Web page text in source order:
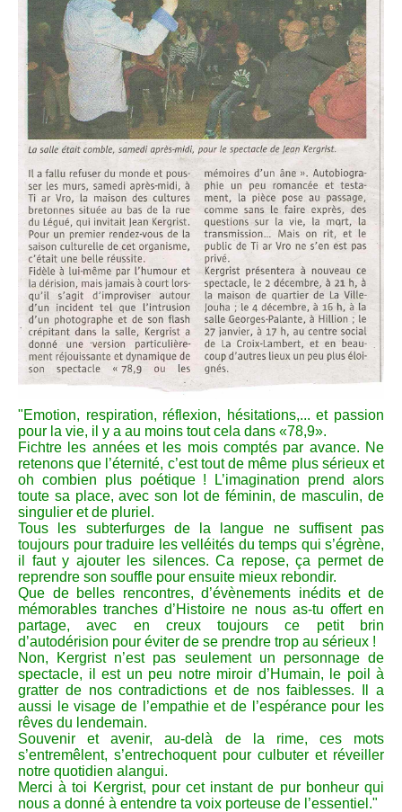
"Emotion, respiration, réflexion, hésitations,... et passion
pour la vie, il y a au moins tout cela dans «78,9».
Fichtre les années et les mois comptés par avance. Ne
retenons que l’éternité, c’est tout de même plus sérieux et
oh combien plus poétique ! L’imagination prend alors
toute sa place, avec son lot de féminin, de masculin, de
singulier et de pluriel.
Tous les subterfurges de la langue ne suffisent pas
toujours pour traduire les velléités du temps qui s’égrène,
il faut y ajouter les silences. Ca repose, ça permet de
reprendre son souffle pour ensuite mieux rebondir.
Que de belles rencontres, d’évènements inédits et de
mémorables tranches d’Histoire ne nous as-tu offert en
partage, avec en creux toujours ce petit brin
d’autodérision pour éviter de se prendre trop au sérieux !
Non, Kergrist n’est pas seulement un personnage de
spectacle, il est un peu notre miroir d’Humain, le poil à
gratter de nos contradictions et de nos faiblesses. Il a
aussi le visage de l’empathie et de l’espérance pour les
rêves du lendemain.
Souvenir et avenir, au-delà de la rime, ces mots
s’entremêlent, s’entrechoquent pour culbuter et réveiller
notre quotidien alangui.
Merci à toi Kergrist, pour cet instant de pur bonheur qui
nous a donné à entendre ta voix porteuse de l’essentiel."